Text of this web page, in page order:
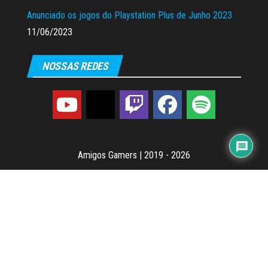
Anunciado os jogos do Playstation Plus de Junho 2023
11/06/2023
NOSSAS REDES
Amigos Gamers | 2019 - 2026